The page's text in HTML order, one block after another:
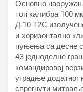
Основно
топ калибра 100
Д-10-Т2С
и хоризонтално
пуњења са десне
43 једноделне
командировој
уградње додатног
спрегнути